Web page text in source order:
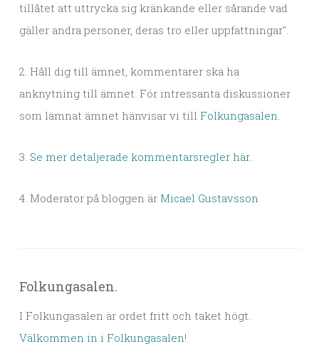
tillåtet att uttrycka sig kränkande eller sårande vad
gäller andra personer, deras tro eller uppfattningar".
2. Håll dig till ämnet, kommentarer ska ha
anknytning till ämnet. För intressanta diskussioner
som lämnat ämnet hänvisar vi till Folkungasalen.
3. Se mer detaljerade kommentarsregler här..
4. Moderator på bloggen är Micael Gustavsson
Folkungasalen.
I Folkungasalen är ordet fritt och taket högt.
Välkommen in i Folkungasalen!